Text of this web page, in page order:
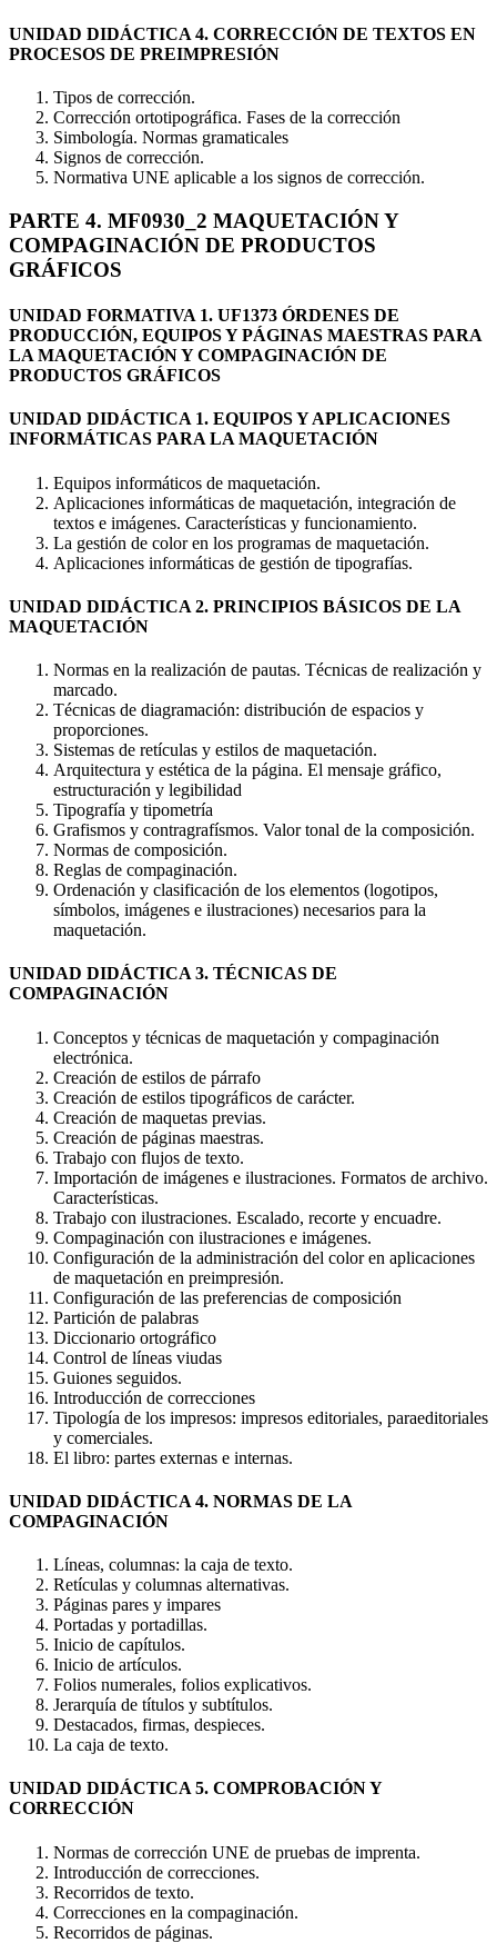
UNIDAD DIDÁCTICA 4. CORRECCIÓN DE TEXTOS EN
PROCESOS DE PREIMPRESIÓN
Tipos de corrección.
Corrección ortotipográfica. Fases de la corrección
Simbología. Normas gramaticales
Signos de corrección.
Normativa UNE aplicable a los signos de corrección.
PARTE 4. MF0930_2 MAQUETACIÓN Y
COMPAGINACIÓN DE PRODUCTOS
GRÁFICOS
UNIDAD FORMATIVA 1. UF1373 ÓRDENES DE
PRODUCCIÓN, EQUIPOS Y PÁGINAS MAESTRAS PARA
LA MAQUETACIÓN Y COMPAGINACIÓN DE
PRODUCTOS GRÁFICOS
UNIDAD DIDÁCTICA 1. EQUIPOS Y APLICACIONES
INFORMÁTICAS PARA LA MAQUETACIÓN
Equipos informáticos de maquetación.
Aplicaciones informáticas de maquetación, integración de
textos e imágenes. Características y funcionamiento.
La gestión de color en los programas de maquetación.
Aplicaciones informáticas de gestión de tipografías.
UNIDAD DIDÁCTICA 2. PRINCIPIOS BÁSICOS DE LA
MAQUETACIÓN
Normas en la realización de pautas. Técnicas de realización y
marcado.
Técnicas de diagramación: distribución de espacios y
proporciones.
Sistemas de retículas y estilos de maquetación.
Arquitectura y estética de la página. El mensaje gráfico,
estructuración y legibilidad
Tipografía y tipometría
Grafismos y contragrafísmos. Valor tonal de la composición.
Normas de composición.
Reglas de compaginación.
Ordenación y clasificación de los elementos (logotipos,
símbolos, imágenes e ilustraciones) necesarios para la
maquetación.
UNIDAD DIDÁCTICA 3. TÉCNICAS DE
COMPAGINACIÓN
Conceptos y técnicas de maquetación y compaginación
electrónica.
Creación de estilos de párrafo
Creación de estilos tipográficos de carácter.
Creación de maquetas previas.
Creación de páginas maestras.
Trabajo con flujos de texto.
Importación de imágenes e ilustraciones. Formatos de archivo.
Características.
Trabajo con ilustraciones. Escalado, recorte y encuadre.
Compaginación con ilustraciones e imágenes.
Configuración de la administración del color en aplicaciones
de maquetación en preimpresión.
Configuración de las preferencias de composición
Partición de palabras
Diccionario ortográfico
Control de líneas viudas
Guiones seguidos.
Introducción de correcciones
Tipología de los impresos: impresos editoriales, paraeditoriales
y comerciales.
El libro: partes externas e internas.
UNIDAD DIDÁCTICA 4. NORMAS DE LA
COMPAGINACIÓN
Líneas, columnas: la caja de texto.
Retículas y columnas alternativas.
Páginas pares y impares
Portadas y portadillas.
Inicio de capítulos.
Inicio de artículos.
Folios numerales, folios explicativos.
Jerarquía de títulos y subtítulos.
Destacados, firmas, despieces.
La caja de texto.
UNIDAD DIDÁCTICA 5. COMPROBACIÓN Y
CORRECCIÓN
Normas de corrección UNE de pruebas de imprenta.
Introducción de correcciones.
Recorridos de texto.
Correcciones en la compaginación.
Recorridos de páginas.